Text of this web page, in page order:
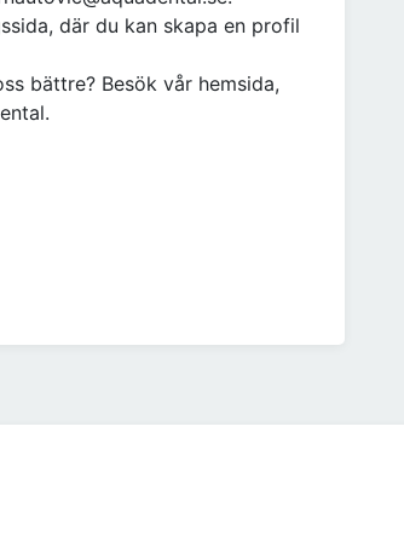
där du kan skapa en profil
bättre? Besök vår hemsida,